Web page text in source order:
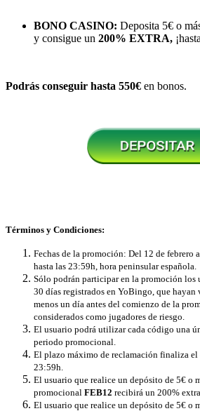
BONO CASINO: Deposita 5€ o
y consigue un 200% EXTRA, ¡hasta
Podrás conseguir hasta 550€ en bonos.
Términos y Condiciones:
Fechas de la promoción: Del 12 de febrero
hasta las 23:59h, hora peninsular española.
Sólo podrán participar en la promoción los
30 días registrados en YoBingo, que hayan
menos un día antes del comienzo de la
considerados como jugadores de riesgo.
El usuario podrá utilizar cada código una
periodo promocional.
El plazo máximo de reclamación finaliza el
23:59h.
El usuario que realice un depósito de 5€ o
promocional FEB12 recibirá un 200%
El usuario que realice un depósito de 5€ o